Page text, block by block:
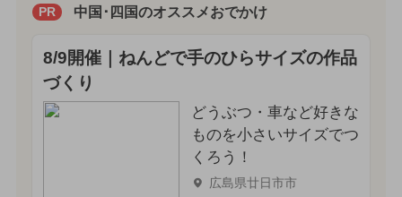
PR 中国･四国のオススメおでかけ
8/9開催｜ねんどで手のひらサイズの作品
づくり
どうぶつ・車など好きな
ものを小さいサイズでつ
くろう！
広島県廿日市市